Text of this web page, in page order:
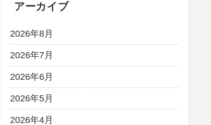
アーカイブ
2026年8月
2026年7月
2026年6月
2026年5月
2026年4月